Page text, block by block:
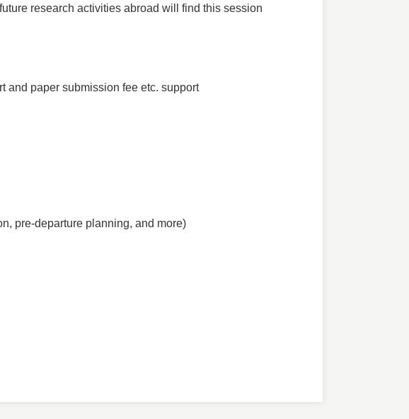
research activities abroad will find this session
and paper submission fee etc. support
pre-departure planning, and more)